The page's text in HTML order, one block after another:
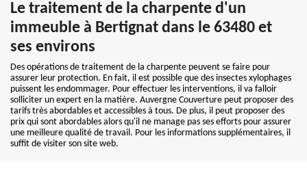
Le traitement de la charpente d'un
immeuble à Bertignat dans le 63480 et
ses environs
Des opérations de traitement de la charpente peuvent se faire pour
assurer leur protection. En fait, il est possible que des insectes xylophages
puissent les endommager. Pour effectuer les interventions, il va falloir
solliciter un expert en la matière. Auvergne Couverture peut proposer des
tarifs très abordables et accessibles à tous. De plus, il peut proposer des
prix qui sont abordables alors qu'il ne manage pas ses efforts pour assurer
une meilleure qualité de travail. Pour les informations supplémentaires, il
suffit de visiter son site web.